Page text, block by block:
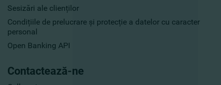
Sesizări ale clienților
Condițiile de prelucrare și protecție a datelor cu caracter
personal
Open Banking API
Contactează-ne